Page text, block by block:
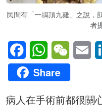
民間有「一鴣頂九雞」之說，
者
FacebookWhatsAppWeChat
Share
病人在手術前都很關